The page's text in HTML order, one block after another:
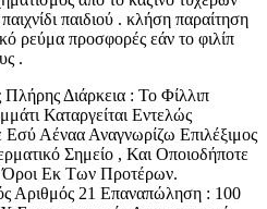
παιδιού . κλήση παραίτηση
ρεύμα προσφορές εάν το φιλίπ
.
Διάρκεια : Το Φίλλιπ
Καταργείται Εντελώς
Εσύ Αέναα Αναγνωρίζω Επιλέξιμος
Σημείο , Και Οποιοδήποτε
Εκ Των Προτέρων.
Αριθμός 21 Επαναπώληση : 100